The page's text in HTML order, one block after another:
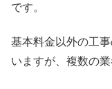
です。
基本料金以外の工
いますが、複数の